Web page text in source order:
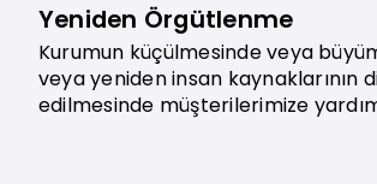
Yeniden Örgütlenme
Kurumun küçülmesinde veya
veya yeniden insan kaynaklarının
edilmesinde müşterilerimize